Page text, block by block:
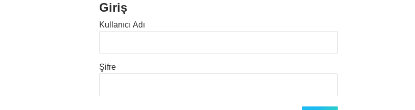
Giriş
Kullanıcı Adı
Şifre